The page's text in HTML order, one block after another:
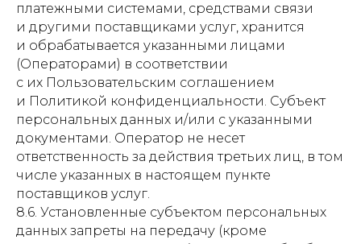
платежными системами, средствами связи
и другими поставщиками услуг, хранится
и обрабатывается указанными лицами
(Операторами) в соответствии
с их Пользовательским соглашением
и Политикой конфиденциальности. Субъект
персональных данных и/или с указанными
документами. Оператор не несет
ответственность за действия третьих лиц, в том
числе указанных в настоящем пункте
поставщиков услуг.
8.6. Установленные субъектом персональных
данных запреты на передачу (кроме